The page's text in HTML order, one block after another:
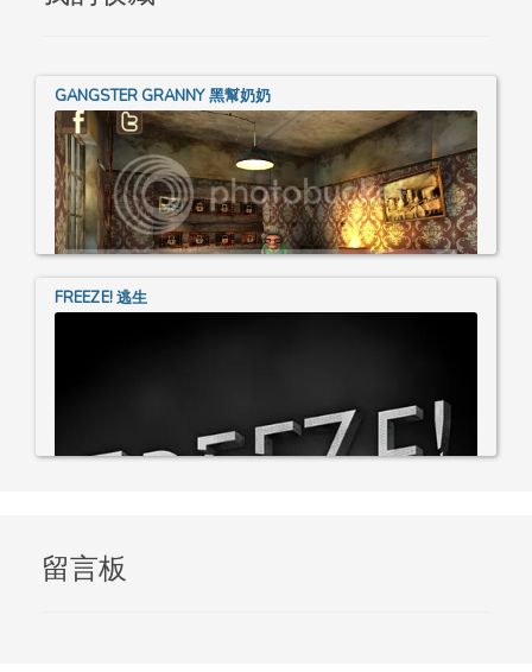
GANGSTER GRANNY 黑幫奶奶
FREEZE! 逃生
留言板